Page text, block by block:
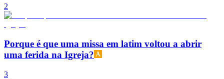
2
Porque é que uma missa em latim voltou a abrir
uma ferida na Igreja?
3